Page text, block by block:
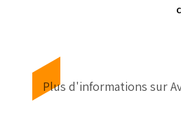
Plus d'informations sur